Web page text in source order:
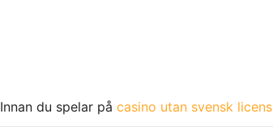
Innan du spelar på casino utan svensk licens